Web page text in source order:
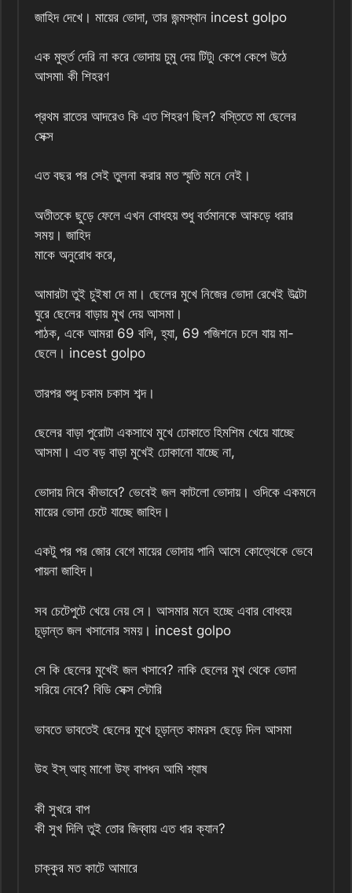
জাহিদ দেখে। মায়ের ভোদা, তার জন্মস্থান incest golpo
এক মুহুর্ত দেরি না করে ভোদায় চুমু দেয় টিটু৷ কেপে কেপে উঠে
আসমা৷ কী শিহরণ
প্রথম রাতের আদরেও কি এত শিহরণ ছিল? বস্তিতে মা ছেলের
সেক্স
এত বছর পর সেই তুলনা করার মত স্মৃতি মনে নেই।
অতীতকে ছুড়ে ফেলে এখন বোধহয় শুধু বর্তমানকে আকড়ে ধরার
সময়। জাহিদ
মাকে অনুরোধ করে,
আমারটা তুই চুইষা দে মা। ছেলের মুখে নিজের ভোদা রেখেই উল্টো
ঘুরে ছেলের বাড়ায় মুখ দেয় আসমা।
পাঠক, একে আমরা 69 বলি, হ্যা, 69 পজিশনে চলে যায় মা-
ছেলে। incest golpo
তারপর শুধু চকাম চকাস শব্দ।
ছেলের বাড়া পুরোটা একসাথে মুখে ঢোকাতে হিমশিম খেয়ে যাচ্ছে
আসমা। এত বড় বাড়া মুখেই ঢোকানো যাচ্ছে না,
ভোদায় নিবে কীভাবে? ভেবেই জল কাটলো ভোদায়। ওদিকে একমনে
মায়ের ভোদা চেটে যাচ্ছে জাহিদ।
একটু পর পর জোর বেগে মায়ের ভোদায় পানি আসে কোত্থেকে ভেবে
পায়না জাহিদ।
সব চেটেপুটে খেয়ে নেয় সে। আসমার মনে হচ্ছে এবার বোধহয়
চূড়ান্ত জল খসানোর সময়। incest golpo
সে কি ছেলের মুখেই জল খসাবে? নাকি ছেলের মুখ থেকে ভোদা
সরিয়ে নেবে? বিডি সেক্স স্টোরি
ভাবতে ভাবতেই ছেলের মুখে চূড়ান্ত কামরস ছেড়ে দিল আসমা
উহ ইস্ আহ্ মাগো উফ্ বাপধন আমি শ্যাষ
কী সুখরে বাপ
কী সুখ দিলি তুই তোর জিব্বায় এত ধার ক্যান?
চাক্কুর মত কাটে আমারে